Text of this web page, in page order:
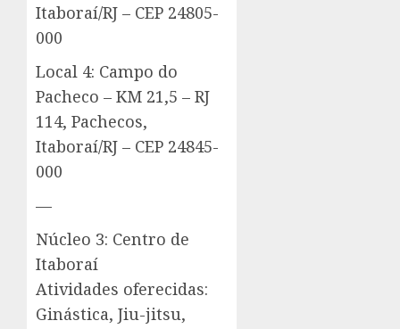
Itaboraí/RJ – CEP 24805-
000
Local 4: Campo do
Pacheco – KM 21,5 – RJ
114, Pachecos,
Itaboraí/RJ – CEP 24845-
000
—
Núcleo 3: Centro de
Itaboraí
Atividades oferecidas:
Ginástica, Jiu-jitsu,